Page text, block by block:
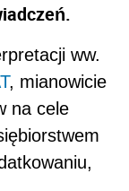
ww.
, mianowicie
na cele